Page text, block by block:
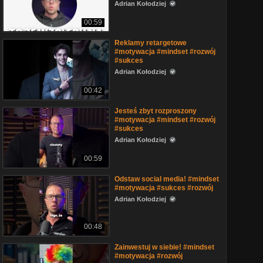
00:59
Adrian Kołodziej
00:42
Reklamy retargetowe
#motywacja #mindset #rozwój
#sukces
Adrian Kołodziej
00:59
Jesteś zbyt rozproszony
#motywacja #mindset #rozwój
#sukces
Adrian Kołodziej
00:48
Odstaw social media! #mindset
#motywacja #sukces #rozwój
Adrian Kołodziej
Zainwestuj w siebie! #mindset
#motywacja #rozwój